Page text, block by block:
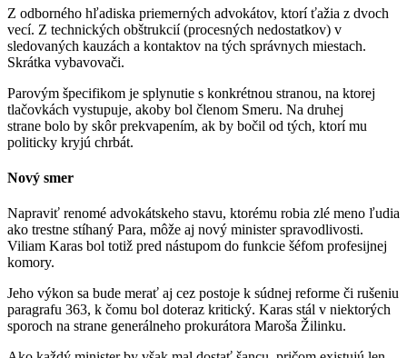
Z odborného hľadiska priemerných advokátov, ktorí ťažia z dvoch
vecí. Z technických obštrukcií (procesných nedostatkov) v
sledovaných kauzách a kontaktov na tých správnych miestach.
Skrátka vybavovači.
Parovým špecifikom je splynutie s konkrétnou stranou, na ktorej
tlačovkách vystupuje, akoby bol členom Smeru. Na druhej
strane bolo by skôr prekvapením, ak by bočil od tých, ktorí mu
politicky kryjú chrbát.
Nový smer
Napraviť renomé advokátskeho stavu, ktorému robia zlé meno ľudia
ako trestne stíhaný Para, môže aj nový minister spravodlivosti.
Viliam Karas bol totiž pred nástupom do funkcie šéfom profesijnej
komory.
Jeho výkon sa bude merať aj cez postoje k súdnej reforme či rušeniu
paragrafu 363, k čomu bol doteraz kritický. Karas stál v niektorých
sporoch na strane generálneho prokurátora Maroša Žilinku.